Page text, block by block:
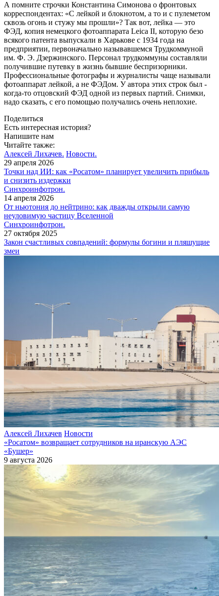
А помните строчки Константина Симонова о фронтовых
корреспондентах: «С лейкой и блокнотом, а то и с пулеметом
сквозь огонь и стужу мы прошли»? Так вот, лейка — ​это
ФЭД, копия немецкого фотоаппарата Leica II, которую безо
всякого патента выпускали в Харькове с 1934 года на
предприятии, первоначально называвшемся Трудкоммуной
им. Ф. Э. Дзержинского. Персонал трудкоммуны составляли
получившие путевку в жизнь бывшие беспризорники.
Профессиональные фотографы и журналисты чаще называли
фотоаппарат лейкой, а не ФЭДом. У автора этих строк был ­
когда-то отцовский ФЭД одной из первых партий. Снимки,
надо сказать, с его помощью получались очень неплохие.
Поделиться
Есть интересная история?
Напишите нам
Читайте также:
Алексей Лихачев. Новости.
29 апреля 2026
Точки над ИИ: как «Росатом» планирует увеличить прибыль
и снизить издержки
Синхроинфотрон.
14 апреля 2026
От ньютония до нейтрино: как дважды открыли самую
неуловимую частицу Вселенной
Синхроинфотрон.
27 октября 2025
Закон счастливых совпадений: формулы богини и пляшущие
змеи
Алексей Лихачев Новости
«Росатом» возвращает сотрудников на иранскую АЭС
«Бушер»
9 августа 2026